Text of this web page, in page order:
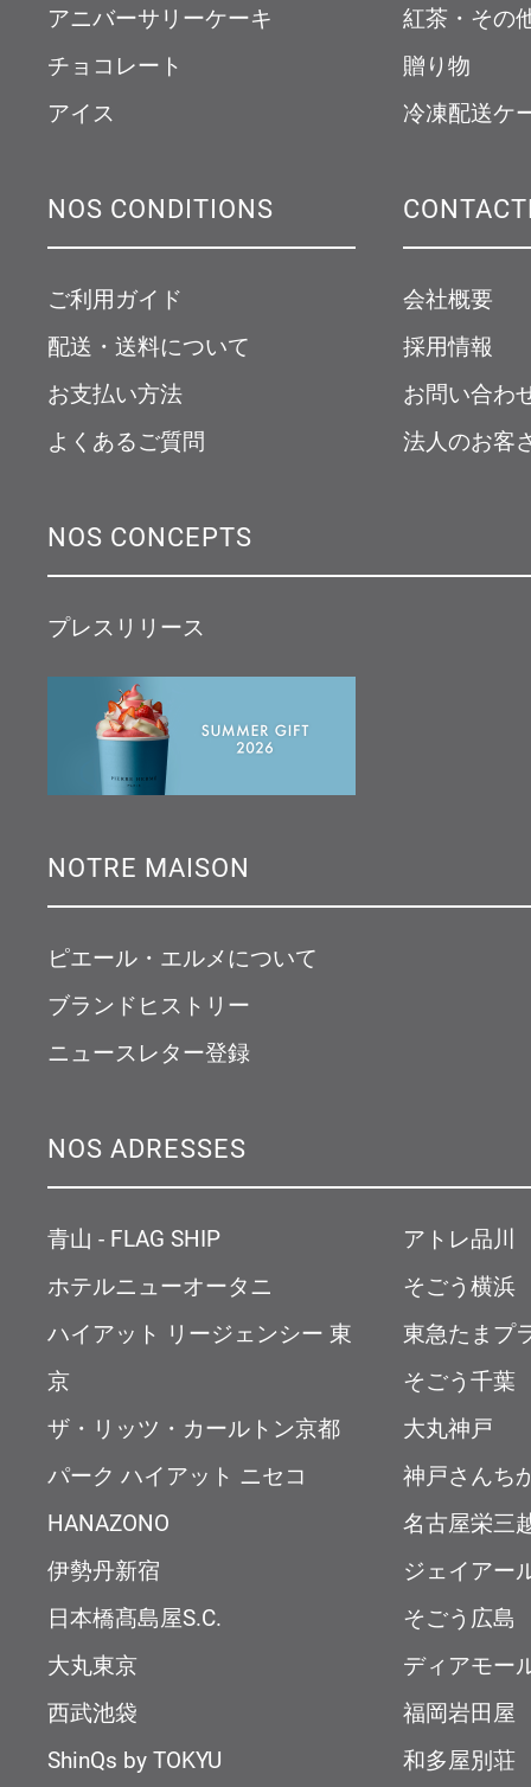
アニバーサリーケーキ
チョコレート
アイス
紅茶・その
贈り物
冷凍配送ケ
NOS CONDITIONS
ご利用ガイド
配送・送料について
お支払い方法
よくあるご質問
会社概要
採用情報
お問い合わ
法人のお客
NOS CONCEPTS
プレスリリース
NOTRE MAISON
ピエール・エルメについて
ブランドヒストリー
ニュースレター登録
NOS ADRESSES
青山 - FLAG SHIP
ホテルニューオータニ
ハイアット リージェンシー 東
京
ザ・リッツ・カールトン京都
パーク ハイアット ニセコ
HANAZONO
伊勢丹新宿
日本橋髙島屋S.C.
大丸東京
西武池袋
ShinQs by TOKYU
アトレ品川
そごう横浜
東急たまプ
そごう千葉
大丸神戸
神戸さんち
名古屋栄三
ジェイアー
そごう広島
ディアモー
福岡岩田屋
和多屋別荘